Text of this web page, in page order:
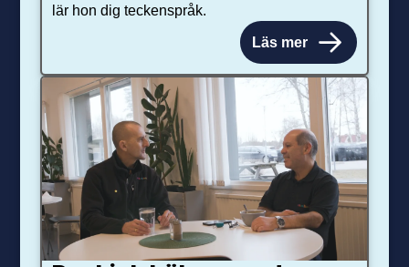
lär hon dig teckenspråk.
Läs mer